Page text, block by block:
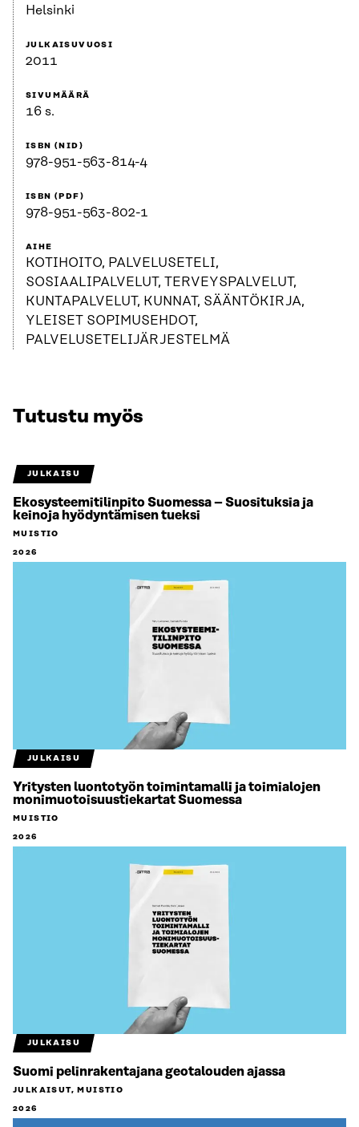
Helsinki
JULKAISUVUOSI
2011
SIVUMÄÄRÄ
16 s.
ISBN (NID)
978-951-563-814-4
ISBN (PDF)
978-951-563-802-1
AIHE
KOTIHOITO, PALVELUSETELI,
SOSIAALIPALVELUT, TERVEYSPALVELUT,
KUNTAPALVELUT, KUNNAT, SÄÄNTÖKIRJA,
YLEISET SOPIMUSEHDOT,
PALVELUSETELIJÄRJESTELMÄ
Tutustu myös
JULKAISU
Ekosysteemitilinpito Suomessa – Suosituksia ja
keinoja hyödyntämisen tueksi
MUISTIO
2026
JULKAISU
Yritysten luontotyön toimintamalli ja toimialojen
monimuotoisuustiekartat Suomessa
MUISTIO
2026
JULKAISU
Suomi pelinrakentajana geotalouden ajassa
JULKAISUT, MUISTIO
2026